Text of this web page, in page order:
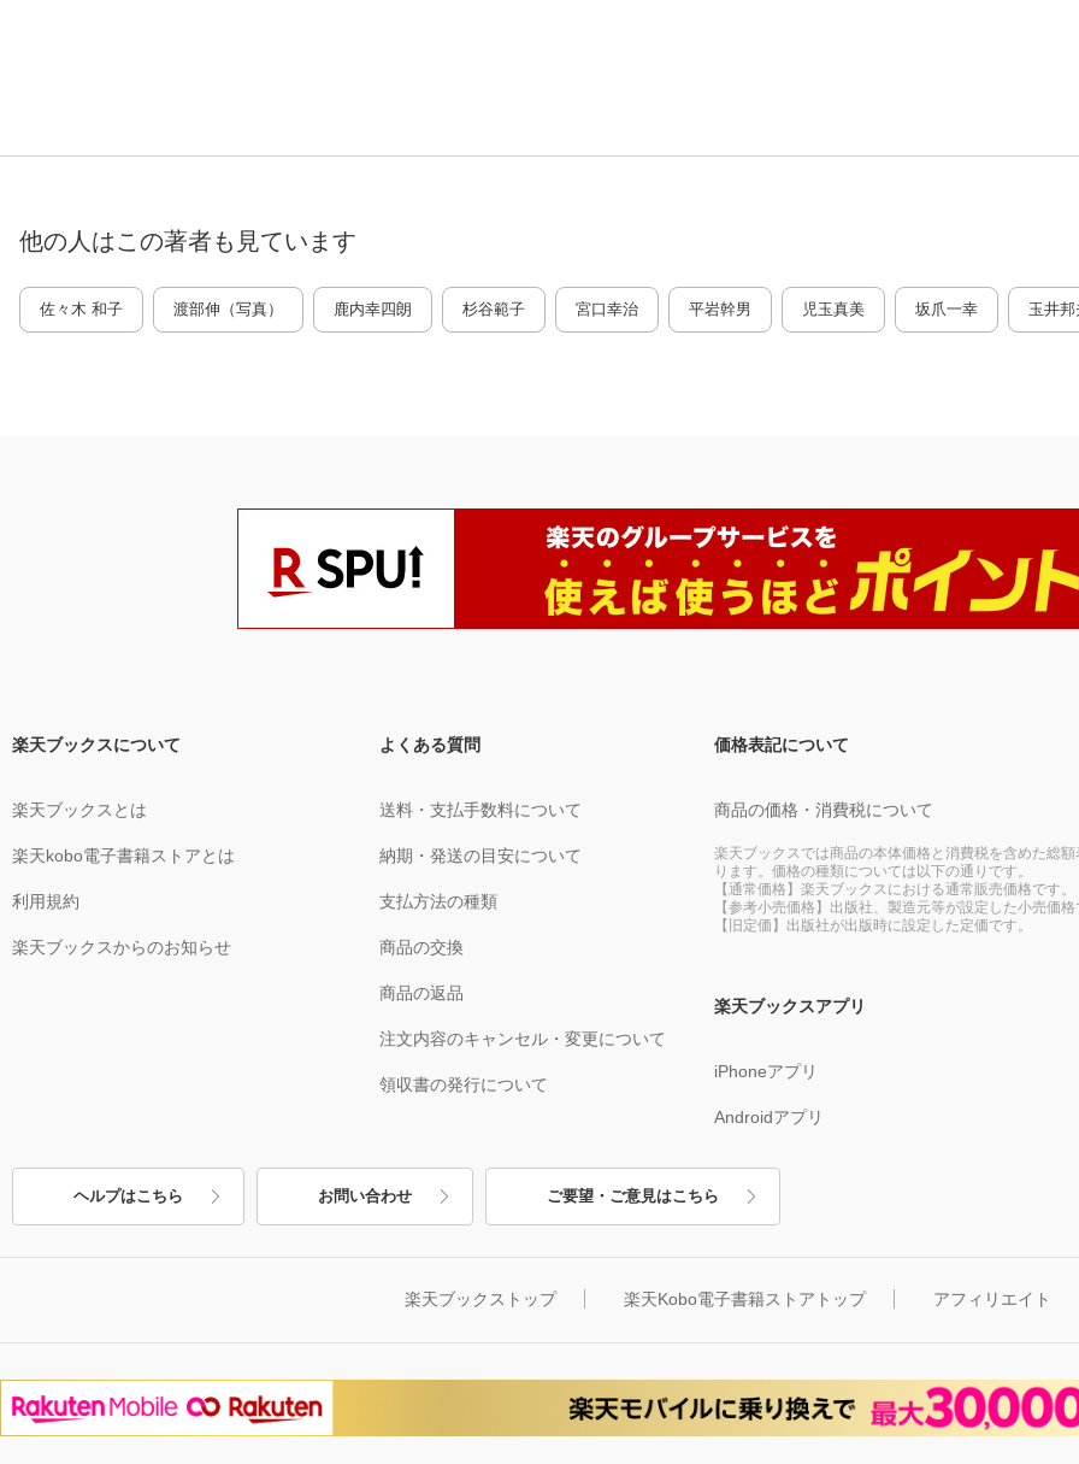
他の人はこの著者も見ています
佐々木 和子 渡部伸（写真） 鹿内幸四朗 杉谷範子 宮口幸治 平岩幹男 児玉真美 坂爪一幸 玉井邦
楽天ブックスについて
楽天ブックスとは
楽天kobo電子書籍ストアとは
利用規約
楽天ブックスからのお知らせ
よくある質問
送料・支払手数料について
納期・発送の目安について
支払方法の種類
商品の交換
商品の返品
注文内容のキャンセル・変更について
領収書の発行について
価格表記について
商品の価格・消費税について
楽天ブックスでは商品の本体価格と消費税を含めた総額
ります。価格の種類については以下の通りです。
【通常価格】楽天ブックスにおける通常販売価格です。
【参考小売価格】出版社、製造元等が設定した小売価格
【旧定価】出版社が出版時に設定した定価です。
楽天ブックスアプリ
iPhoneアプリ
Androidアプリ
ヘルプはこちら お問い合わせ ご要望・ご意見はこちら
楽天ブックストップ 楽天Kobo電子書籍ストアトップ アフィリエイト